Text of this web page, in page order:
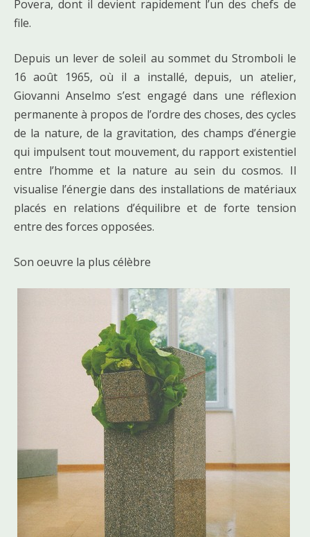
Povera, dont il devient rapidement l’un des chefs de
file.
Depuis un lever de soleil au sommet du Stromboli le
16 août 1965, où il a installé, depuis, un atelier,
Giovanni Anselmo s’est engagé dans une réflexion
permanente à propos de l’ordre des choses, des cycles
de la nature, de la gravitation, des champs d’énergie
qui impulsent tout mouvement, du rapport existentiel
entre l’homme et la nature au sein du cosmos. Il
visualise l’énergie dans des installations de matériaux
placés en relations d’équilibre et de forte tension
entre des forces opposées.
Son oeuvre la plus célèbre